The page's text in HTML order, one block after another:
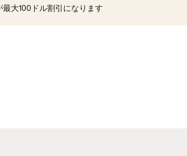
最大100ドル割引になります